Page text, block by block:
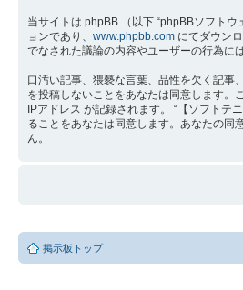
当サイトは phpBB （以下 “phpBBソフトウ
ョンであり、 www.phpbb.com にてダウン
でなされた議論の内容やユーザーの行為に
口汚い記事、猥褻な言葉、品性を欠く記事
を投稿しないことをあなたは同意します。
IPアドレス が記録されます。 “【ソフトテ
ることをあなたは同意します。あなたの同
ん。
掲示板トップ